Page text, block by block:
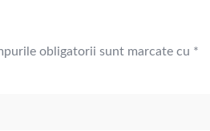
obligatorii sunt marcate cu *